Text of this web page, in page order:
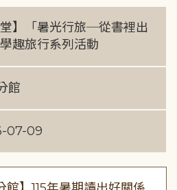
堂】「暑光行旅─從書裡出
趣旅行系列活動
館
07-09